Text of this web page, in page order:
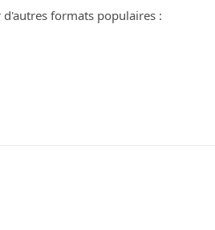
formats populaires :